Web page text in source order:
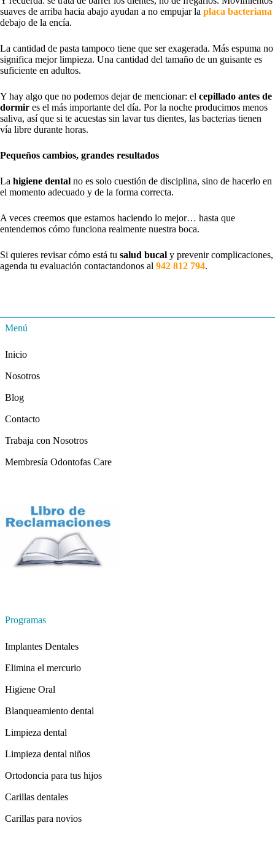
suaves de arriba hacia abajo ayudan a no empujar la placa bacteriana
debajo de la encía.
La cantidad de pasta tampoco tiene que ser exagerada. Más espuma no
significa mejor limpieza. Una cantidad del tamaño de un guisante es
suficiente en adultos.
Y hay algo que no podemos dejar de mencionar: el cepillado antes de
dormir es el más importante del día. Por la noche producimos menos
saliva, así que si te acuestas sin lavar tus dientes, las bacterias tienen
vía libre durante horas.
Pequeños cambios, grandes resultados
La higiene dental no es solo cuestión de disciplina, sino de hacerlo en
el momento adecuado y de la forma correcta.
A veces creemos que estamos haciendo lo mejor… hasta que
entendemos cómo funciona realmente nuestra boca.
Si quieres revisar cómo está tu salud bucal y prevenir complicaciones,
agenda tu evaluación contactandonos al 942 812 794.
Menú
Inicio
Nosotros
Blog
Contacto
Trabaja con Nosotros
Membresía Odontofas Care
Programas
Implantes Dentales
Elimina el mercurio
Higiene Oral
Blanqueamiento dental
Limpieza dental
Limpieza dental niños
Ortodoncia para tus hijos
Carillas dentales
Carillas para novios